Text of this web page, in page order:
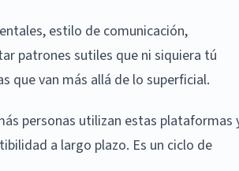
estilo de comunicación,
patrones sutiles que ni siquiera tú
que van más allá de lo superficial.
personas utilizan estas plataformas
a largo plazo. Es un ciclo de